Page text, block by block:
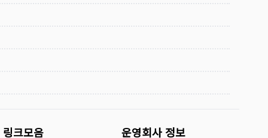
링크모음 운영회사 정보